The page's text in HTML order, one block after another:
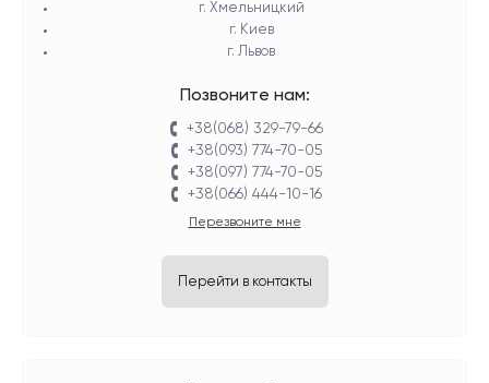
г. Хмельницкий
г. Киев
г. Львов
Позвоните нам:
+38(068) 329-79-66
+38(093) 774-70-05
+38(097) 774-70-05
+38(066) 444-10-16
Перезвоните мне
Перейти в контакты